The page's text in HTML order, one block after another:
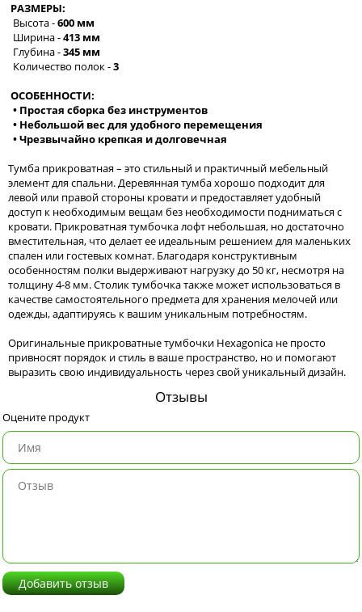
РАЗМЕРЫ:
Высота -600 мм
Ширина -413 мм
Глубина -345 мм
Количество полок -3
ОСОБЕННОСТИ:
• Простая сборка без инструментов
• Небольшой вес для удобного перемещения
• Чрезвычайно крепкая и долговечная
Тумба прикроватная – это стильный и практичный мебельный
элемент для спальни. Деревянная тумба хорошо подходит для
левой или правой стороны кровати и предоставляет удобный
доступ к необходимым вещам без необходимости подниматься с
кровати. Прикроватная тумбочка лофт небольшая, но достаточно
вместительная, что делает ее идеальным решением для маленьких
спален или гостевых комнат. Благодаря конструктивным
особенностям полки выдерживают нагрузку до 50 кг, несмотря на
толщину 4-8 мм. Столик тумбочка также может использоваться в
качестве самостоятельного предмета для хранения мелочей или
одежды, адаптируясь к вашим уникальным потребностям.
Оригинальные прикроватные тумбочки Hexagonica не просто
привносят порядок и стиль в ваше пространство, но и помогают
выразить свою индивидуальность через свой уникальный дизайн.
Отзывы
Оцените продукт
Добавить отзыв